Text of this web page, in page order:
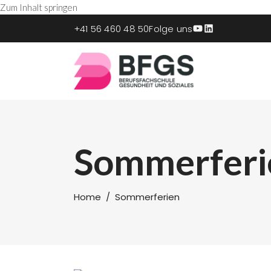
Zum Inhalt springen
+41 56 460 48 50Folge unsYouTube
LinkedIn
Home / Sommerferien